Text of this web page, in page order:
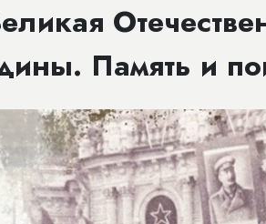
Память и